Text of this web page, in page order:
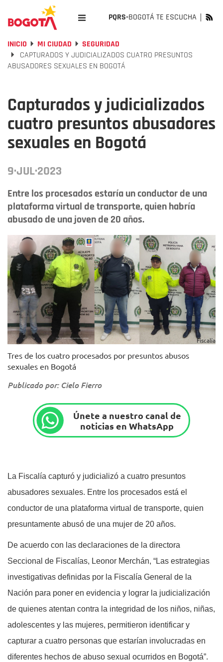
PQRS-BOGOTÁ TE ESCUCHA
INICIO MI CIUDAD
SEGURIDAD
CAPTURADOS Y JUDICIALIZADOS CUATRO PRESUNTOS
ABUSADORES SEXUALES EN BOGOTÁ
Capturados y judicializados
cuatro presuntos abusadores
sexuales en Bogotá
9·JUL·2023
Entre los procesados estaría un conductor de una
plataforma virtual de transporte, quien habría
abusado de una joven de 20 años.
Fiscalía
Tres de los cuatro procesados por presuntos abusos
sexuales en Bogotá
Publicado por: Cielo Fierro
Únete a nuestro canal de
noticias en WhatsApp
La Fiscalía capturó y judicializó a cuatro presuntos
abusadores sexuales. Entre los procesados está el
conductor de una plataforma virtual de transporte, quien
presuntamente abusó de una mujer de 20 años.
De acuerdo con las declaraciones de la directora
Seccional de Fiscalías, Leonor Merchán, “Las estrategias
investigativas definidas por la Fiscalía General de la
Nación para poner en evidencia y lograr la judicialización
de quienes atentan contra la integridad de los niños, niñas,
adolescentes y las mujeres, permitieron identificar y
capturar a cuatro personas que estarían involucradas en
diferentes hechos de abuso sexual ocurridos en Bogotá”.